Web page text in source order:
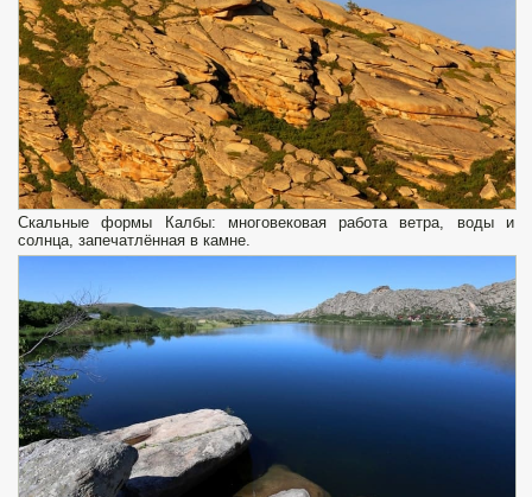
Скальные формы Калбы: многовековая работа ветра, воды и
солнца, запечатлённая в камне.